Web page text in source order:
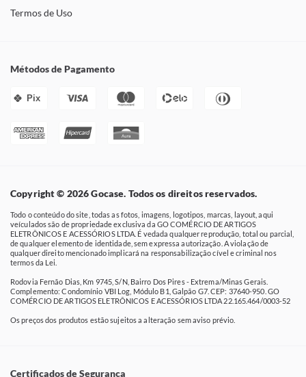
Termos de Uso
Métodos de Pagamento
Pix
Copyright © 2026 Gocase. Todos os direitos reservados.
Todo o conteúdo do site, todas as fotos, imagens, logotipos, marcas, layout, aqui
veículados são de propriedade exclusiva da GO COMÉRCIO DE ARTIGOS
ELETRÔNICOS E ACESSÓRIOS LTDA. É vedada qualquer reprodução, total ou parcial,
de qualquer elemento de identidade, sem expressa autorização. A violação de
qualquer direito mencionado implicará na responsabilização cível e criminal nos
termos da Lei.
Rodovia Fernão Dias, Km 9745, S/N, Bairro Dos Pires - Extrema/Minas Gerais.
Complemento: Condomínio VBI Log, Módulo B1, Galpão G7. CEP: 37640-950. GO
COMÉRCIO DE ARTIGOS ELETRÔNICOS E ACESSÓRIOS LTDA 22.165.464/0003-52
Os preços dos produtos estão sujeitos a alteração sem aviso prévio.
Certificados de Segurança